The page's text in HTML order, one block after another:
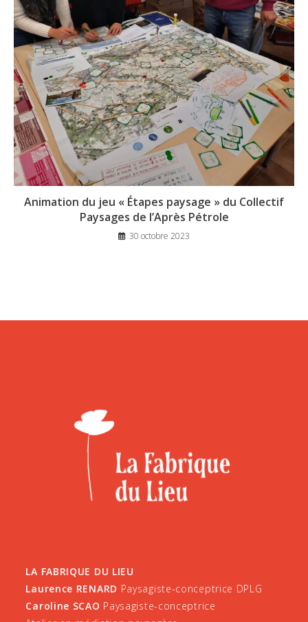
Animation du jeu « Étapes paysage » du Collectif
Paysages de l’Après Pétrole
30 octobre 2023
LA FABRIQUE DU LIEU
Laurence RENARD Paysagiste-conceptrice DPLG
Caroline SCAO Paysagiste-conceptrice